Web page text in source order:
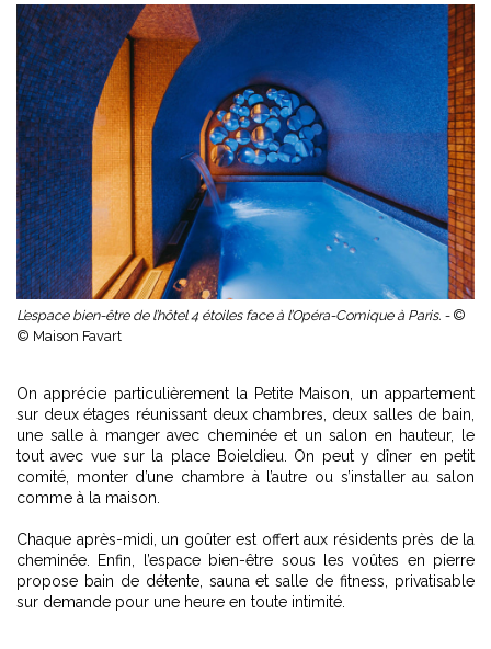
L’espace bien-être de l’hôtel 4 étoiles face à l’Opéra-Comique à Paris. - ©
© Maison Favart
On apprécie particulièrement la Petite Maison, un appartement
sur deux étages réunissant deux chambres, deux salles de bain,
une salle à manger avec cheminée et un salon en hauteur, le
tout avec vue sur la place Boieldieu. On peut y dîner en petit
comité, monter d’une chambre à l’autre ou s’installer au salon
comme à la maison.
Chaque après-midi, un goûter est offert aux résidents près de la
cheminée. Enfin, l’espace bien-être sous les voûtes en pierre
propose bain de détente, sauna et salle de fitness, privatisable
sur demande pour une heure en toute intimité.